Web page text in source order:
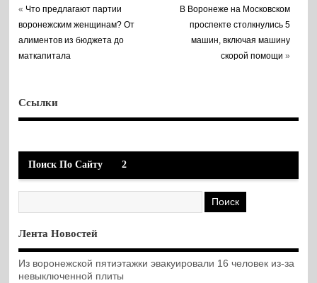
« Что предлагают партии
воронежским женщинам? От
алиментов из бюджета до
маткапитала
В Воронеже на Московском
проспекте столкнулись 5
машин, включая машину
скорой помощи »
Ссылки
Поиск По Сайту 2
Лента Новостей
Из воронежской пятиэтажки эвакуировали 16 человек из-за
невыключенной плиты